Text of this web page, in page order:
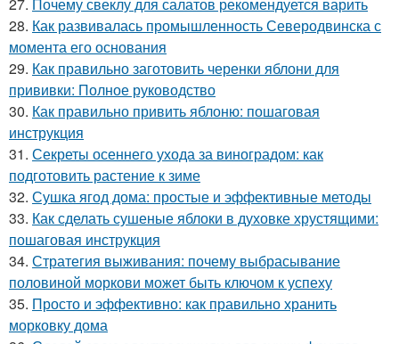
28. Как развивалась промышленность Северодвинска с
момента его основания
29. Как правильно заготовить черенки яблони для
прививки: Полное руководство
30. Как правильно привить яблоню: пошаговая
инструкция
31. Секреты осеннего ухода за виноградом: как
подготовить растение к зиме
32. Сушка ягод дома: простые и эффективные методы
33. Как сделать сушеные яблоки в духовке хрустящими:
пошаговая инструкция
34. Стратегия выживания: почему выбрасывание
половиной моркови может быть ключом к успеху
35. Просто и эффективно: как правильно хранить
морковку дома